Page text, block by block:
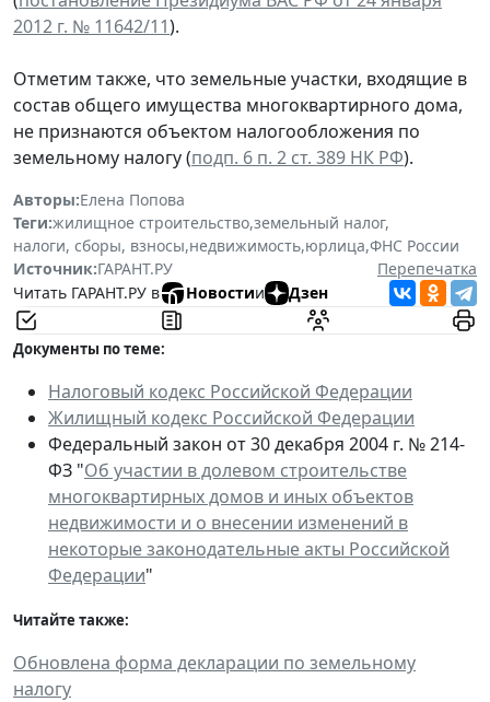
2012 г. № 11642/11).
Отметим также, что земельные участки, входящие в
состав общего имущества многоквартирного дома,
не признаются объектом налогообложения по
земельному налогу (подп. 6 п. 2 ст. 389 НК РФ).
Авторы:Елена Попова
Теги:жилищное строительство,земельный налог,
налоги, сборы, взносы,недвижимость,юрлица,ФНС России
Источник:ГАРАНТ.РУ
Перепечатка
Читать ГАРАНТ.РУ в
Новостии Дзен
Документы по теме:
Налоговый кодекс Российской Федерации
Жилищный кодекс Российской Федерации
Федеральный закон от 30 декабря 2004 г. № 214-
ФЗ "Об участии в долевом строительстве
многоквартирных домов и иных объектов
недвижимости и о внесении изменений в
некоторые законодательные акты Российской
Федерации"
Читайте также:
Обновлена форма декларации по земельному
налогу